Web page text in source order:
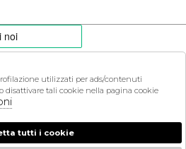
utilizzati per ads/contenuti
disattivare tali cookie nella pagina cookie
tutti i cookie